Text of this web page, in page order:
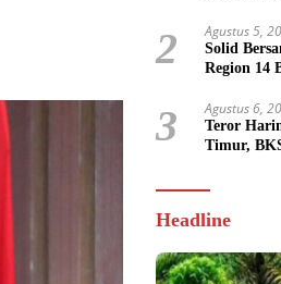
2 Agustus 5,
Solid
Region 14
3 Agustus 6,
Teror
Timur,
Headline